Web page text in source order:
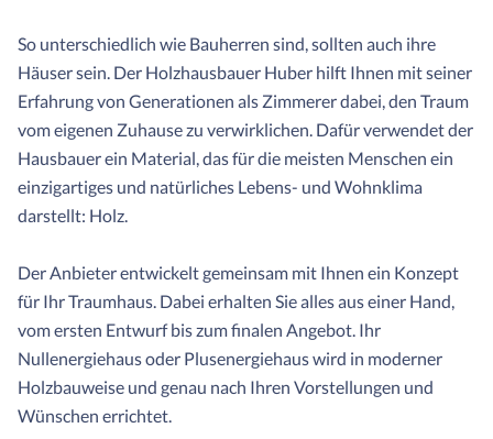
So unterschiedlich wie Bauherren sind, sollten auch ihre
Häuser sein. Der Holzhausbauer Huber hilft Ihnen mit seiner
Erfahrung von Generationen als Zimmerer dabei, den Traum
vom eigenen Zuhause zu verwirklichen. Dafür verwendet der
Hausbauer ein Material, das für die meisten Menschen ein
einzigartiges und natürliches Lebens- und Wohnklima
darstellt: Holz.
Der Anbieter entwickelt gemeinsam mit Ihnen ein Konzept
für Ihr Traumhaus. Dabei erhalten Sie alles aus einer Hand,
vom ersten Entwurf bis zum finalen Angebot. Ihr
Nullenergiehaus oder Plusenergiehaus wird in moderner
Holzbauweise und genau nach Ihren Vorstellungen und
Wünschen errichtet.